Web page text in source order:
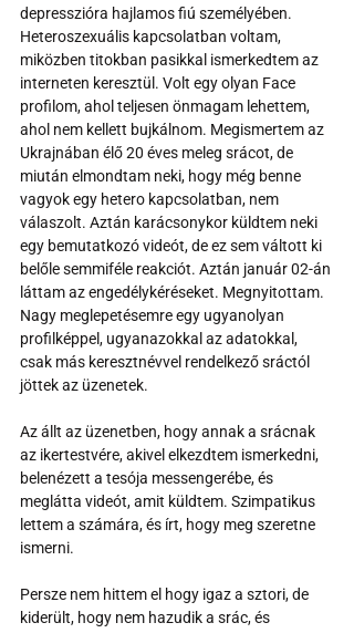
depresszióra hajlamos fiú személyében.
Heteroszexuális kapcsolatban voltam,
miközben titokban pasikkal ismerkedtem az
interneten keresztül. Volt egy olyan Face
profilom, ahol teljesen önmagam lehettem,
ahol nem kellett bujkálnom. Megismertem az
Ukrajnában élő 20 éves meleg srácot, de
miután elmondtam neki, hogy még benne
vagyok egy hetero kapcsolatban, nem
válaszolt. Aztán karácsonykor küldtem neki
egy bemutatkozó videót, de ez sem váltott ki
belőle semmiféle reakciót. Aztán január 02-án
láttam az engedélykéréseket. Megnyitottam.
Nagy meglepetésemre egy ugyanolyan
profilképpel, ugyanazokkal az adatokkal,
csak más keresztnévvel rendelkező sráctól
jöttek az üzenetek.
Az állt az üzenetben, hogy annak a srácnak
az ikertestvére, akivel elkezdtem ismerkedni,
belenézett a tesója messengerébe, és
meglátta videót, amit küldtem. Szimpatikus
lettem a számára, és írt, hogy meg szeretne
ismerni.
Persze nem hittem el hogy igaz a sztori, de
kiderült, hogy nem hazudik a srác, és